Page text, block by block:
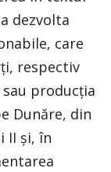
dezvolta
care
respectiv
producția
Dunăre, din
II și, în